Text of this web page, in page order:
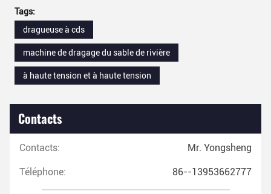
Tags:
dragueuse à cds
machine de dragage du sable de rivière
à haute tension et à haute tension
Contacts
Contacts: Mr. Yongsheng
Téléphone: 86--13953662777